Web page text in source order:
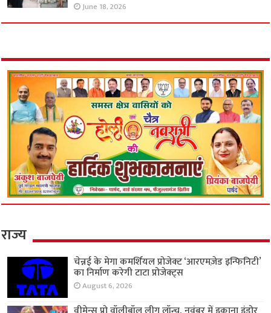
June 18, 2026
राज्य
चेन्नई के मेगा कमर्शियल प्रोजेक्ट ‘आरएमज़ेड इन्फिनिटी’
का निर्माण करेगी टाटा प्रोजेक्ट्स
August 6, 2026